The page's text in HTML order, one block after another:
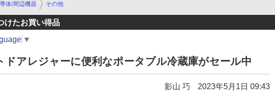
体/周辺機器 その他
けたお買い得品
▼
ドアレジャーに便利なポータブル冷蔵庫がセール中
影山 巧 2023年5月1日 09:43